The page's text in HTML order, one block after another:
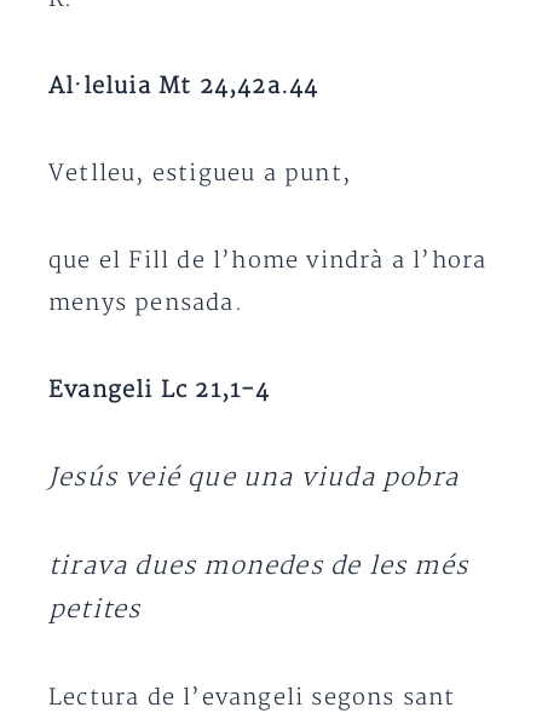
Al·leluia Mt 24,42a.44
Vetlleu, estigueu a punt,
que el Fill de l’home vindrà a l’hora
menys pensada.
Evangeli Lc 21,1-4
Jesús veié que una viuda pobra
tirava dues monedes de les més
petites
Lectura de l’evangeli segons sant